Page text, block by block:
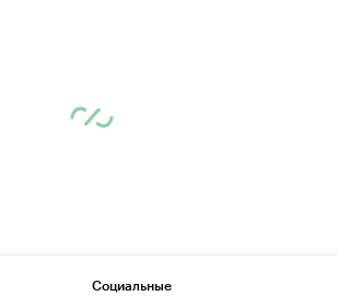
Социальные